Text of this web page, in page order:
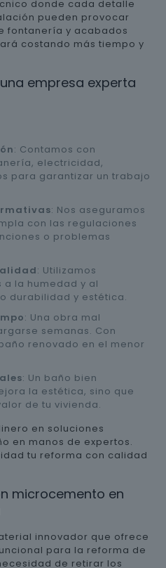
donde cada detalle
pueden provocar
fontanería y acabados
costando más tiempo y
empresa experta
: Contamos con
electricidad,
para garantizar un trabajo
: Nos aseguramos
con las regulaciones
o problemas
: Utilizamos
la humedad y al
durabilidad y estética.
: Una obra mal
semanas. Con
renovado en el menor
: Un baño bien
la estética, sino que
de tu vivienda.
en soluciones
en manos de expertos.
tu reforma con calidad
microcemento en
innovador que ofrece
para la reforma de
de retirar los